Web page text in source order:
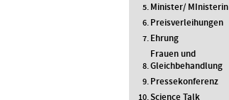
Minister/ MInisterin
Preisverleihungen
Ehrung
Frauen und
Gleichbehandlung
Pressekonferenz
Science Talk